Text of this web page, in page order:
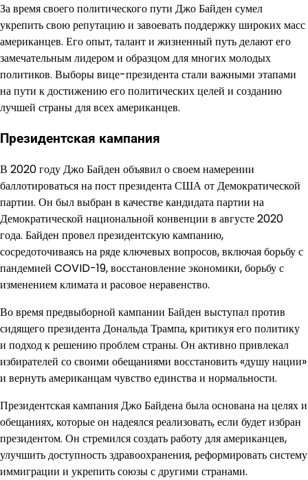
За время своего политического пути Джо Байден сумел
укрепить свою репутацию и завоевать поддержку широких масс
американцев. Его опыт, талант и жизненный путь делают его
замечательным лидером и образцом для многих молодых
политиков. Выборы вице-президента стали важными этапами
на пути к достижению его политических целей и созданию
лучшей страны для всех американцев.
Президентская кампания
В 2020 году Джо Байден объявил о своем намерении
баллотироваться на пост президента США от Демократической
партии. Он был выбран в качестве кандидата партии на
Демократической национальной конвенции в августе 2020
года. Байден провел президентскую кампанию,
сосредоточиваясь на ряде ключевых вопросов, включая борьбу с
пандемией COVID-19, восстановление экономики, борьбу с
изменением климата и расовое неравенство.
Во время предвыборной кампании Байден выступал против
сидящего президента Дональда Трампа, критикуя его политику
и подход к решению проблем страны. Он активно привлекал
избирателей со своими обещаниями восстановить «душу нации»
и вернуть американцам чувство единства и нормальности.
Президентская кампания Джо Байдена была основана на целях и
обещаниях, которые он надеялся реализовать, если будет избран
президентом. Он стремился создать работу для американцев,
улучшить доступность здравоохранения, реформировать систему
иммиграции и укрепить союзы с другими странами.